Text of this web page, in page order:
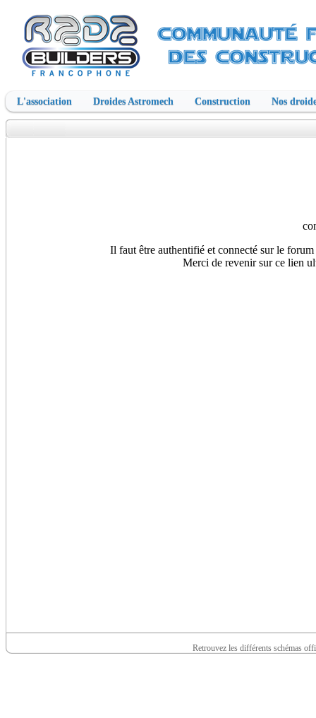
L'association Droides Astromech Construction Nos
Il faut être authentifié et connecté sur le
Merci de revenir sur ce lien
Retrouvez les différents schémas